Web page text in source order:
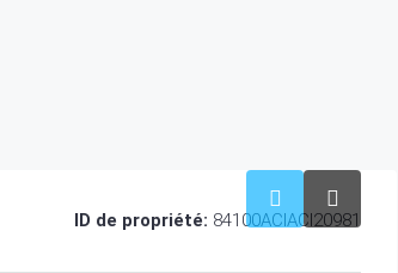
ID de propriété: 84100ACIACI20981